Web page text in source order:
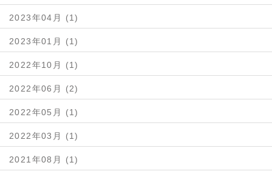
2023年04月 (1)
2023年01月 (1)
2022年10月 (1)
2022年06月 (2)
2022年05月 (1)
2022年03月 (1)
2021年08月 (1)